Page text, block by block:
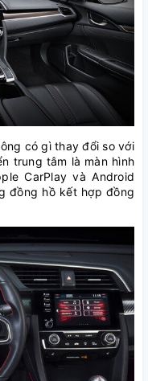
có gì thay đổi so với
trung tâm là màn hình
CarPlay và Android
đồng hồ kết hợp đồng